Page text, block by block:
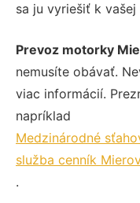
sa ju vyriešiť k
Prevoz motorky
nemusíte obávať.
viac informácií.
napríklad
Medzinárodné
služba cenník
.